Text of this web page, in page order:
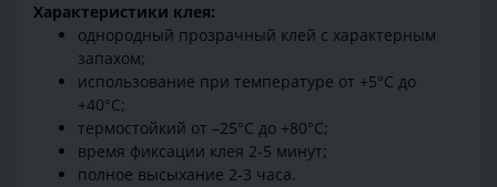
Характеристики клея:
однородный прозрачный клей с характерным
запахом;
использование при температуре от +5°С до
+40°С;
термостойкий от –25°С до +80°С;
время фиксации клея 2-5 минут;
полное высыхание 2-3 часа.